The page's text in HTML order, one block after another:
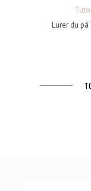
Lurer du